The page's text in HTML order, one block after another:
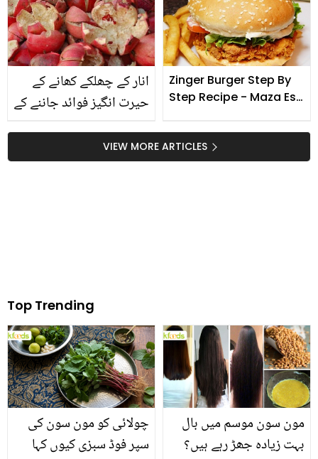
پکانا چاہیں گے
انار کے چھلکے کھانے کے
حیرت انگیز فوائد جاننے کے
پھینکیں گے نہیں
Zinger Burger Step By
Step Recipe - Maza Esa
VIEW MORE ARTICLES
Top Trending
چولائی کو مون سون کی
سپر فوڈ سبزی کیوں کہا
مون سون موسم میں بال
بہت زیادہ جھڑ رہے ہیں؟